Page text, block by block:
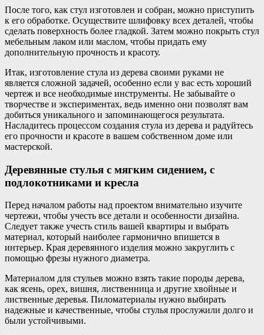
После того, как стул изготовлен и собран, можно приступить
к его обработке. Осуществите шлифовку всех деталей, чтобы
сделать поверхность более гладкой. Затем можно покрыть стул
мебельным лаком или маслом, чтобы придать ему
дополнительную прочность и красоту.
Итак, изготовление стула из дерева своими руками не
является сложной задачей, особенно если у вас есть хороший
чертеж и все необходимые инструменты. Не забывайте о
творчестве и экспериментах, ведь именно они позволят вам
добиться уникального и запоминающегося результата.
Насладитесь процессом создания стула из дерева и радуйтесь
его прочности и красоте в вашем собственном доме или
мастерской.
Деревянные стулья с мягким сидением, с
подлокотниками и кресла
Перед началом работы над проектом внимательно изучите
чертежи, чтобы учесть все детали и особенности дизайна.
Следует также учесть стиль вашей квартиры и выбрать
материал, который наиболее гармонично впишется в
интерьер. Края деревянного изделия можно закруглить с
помощью фрезы нужного диаметра.
Материалом для стульев можно взять такие породы дерева,
как ясень, орех, вишня, лиственница и другие хвойные и
лиственные деревья. Пиломатериалы нужно выбирать
надежные и качественные, чтобы стулья прослужили долго и
были устойчивыми.